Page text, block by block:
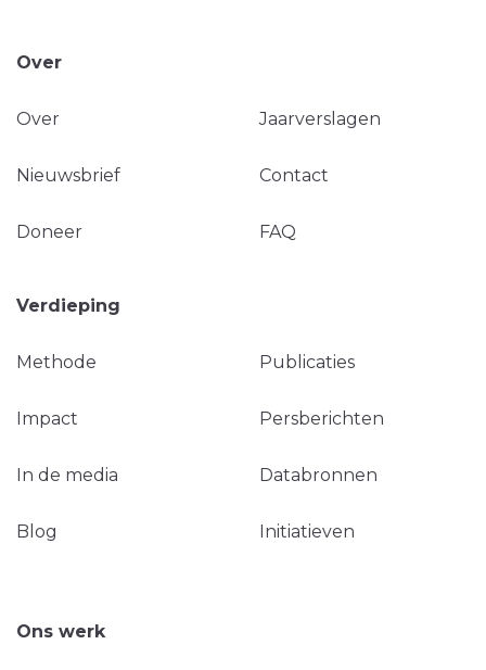
Over
Over Jaarverslagen
Nieuwsbrief Contact
Doneer FAQ
Verdieping
Methode Publicaties
Impact Persberichten
In de media Databronnen
Blog Initiatieven
Ons werk